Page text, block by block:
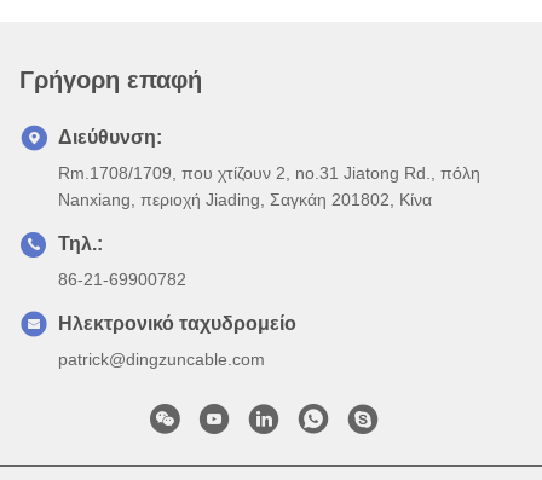
Γρήγορη επαφή
Διεύθυνση:
Rm.1708/1709, που χτίζουν 2, no.31 Jiatong Rd., πόλη
Nanxiang, περιοχή Jiading, Σαγκάη 201802, Κίνα
Τηλ.:
86-21-69900782
Ηλεκτρονικό ταχυδρομείο
patrick@dingzuncable.com